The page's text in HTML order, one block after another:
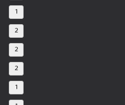
1
2
2
2
1